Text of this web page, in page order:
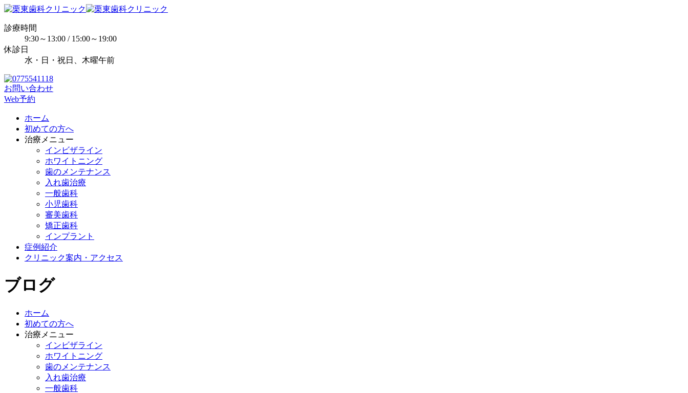
診療時間
9:30～13:00 / 15:00～19:00
休診日
水・日・祝日、木曜午前
お問い合わせ
Web予約
ホーム
初めての方へ
治療メニュー
インビザライン
ホワイトニング
歯のメンテナンス
入れ歯治療
一般歯科
小児歯科
審美歯科
矯正歯科
インプラント
症例紹介
クリニック案内・アクセス
ブログ
ホーム
初めての方へ
治療メニュー
インビザライン
ホワイトニング
歯のメンテナンス
入れ歯治療
一般歯科